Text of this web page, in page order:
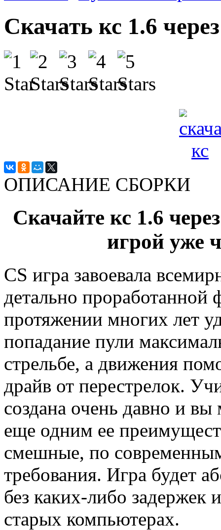
Скачать кс 1.6
ОПИСАНИЕ СБОРКИ
Скачайте кс 1.6
игрой уже
CS игра завоевала
детально проработанной
протяжении многих лет
попадание пули
стрельбе, а движения
драйв от перестрелок.
создана очень давно и вы
еще одним ее
смешные, по
требования. Игра будет
без каких-либо задержек
старых компьютерах.